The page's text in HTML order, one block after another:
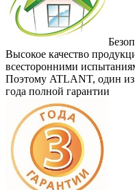
Высокое качество
всесторонними
Поэтому ATLANT, один из
года полной гарантии